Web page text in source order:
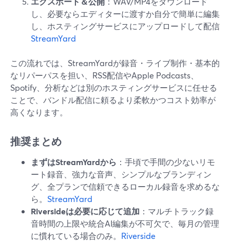
し、必要ならエディターに渡すか自分で簡単に編集
し、ホスティングサービスにアップロードして配信
StreamYard
この流れでは、StreamYardが録音・ライブ制作・基本的
なリパーパスを担い、RSS配信やApple Podcasts、
Spotify、分析などは別のホスティングサービスに任せる
ことで、バンドル配信に頼るより柔軟かつコスト効率が
高くなります。
推奨まとめ
まずはStreamYardから ：手頃で手間の少ないリモ
ート録音、強力な音声、シンプルなブランディン
グ、全プランで信頼できるローカル録音を求めるな
ら。 StreamYard
Riversideは必要に応じて追加 ：マルチトラック録
音時間の上限や統合AI編集が不可欠で、毎月の管理
に慣れている場合のみ。 Riverside